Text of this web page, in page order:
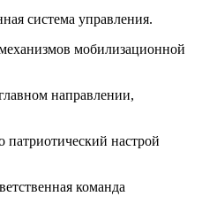
система управления.
мобилизационной
направлении,
патриотический настрой
команда